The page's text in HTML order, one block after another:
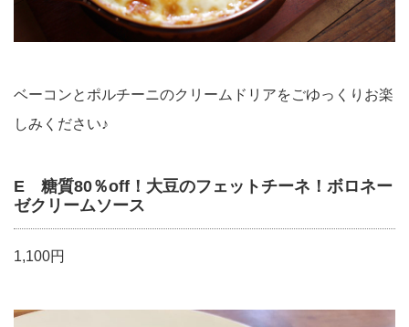
ベーコンとポルチーニのクリームドリアをごゆっくりお楽
しみください♪
E 糖質80％off！大豆のフェットチーネ！ボロネー
ゼクリームソース
1,100円